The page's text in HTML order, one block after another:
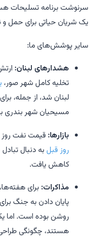
سرنوشت برنامه تسلیحات
یک شریان حیاتی برای حمل
سایر پوشش‌های ما:
هشدارهای لبنان:
تخلیه کامل شهر صور،
لبنان شد، از جمله،
مسیحیان شهر بندری
بازارها: قیمت نفت
روز قبلبه دنبال
کاهش یافت.
مذاکرات: برای
پایان دادن به جنگ
روشن بوده است. اما
هستند، چگونگی